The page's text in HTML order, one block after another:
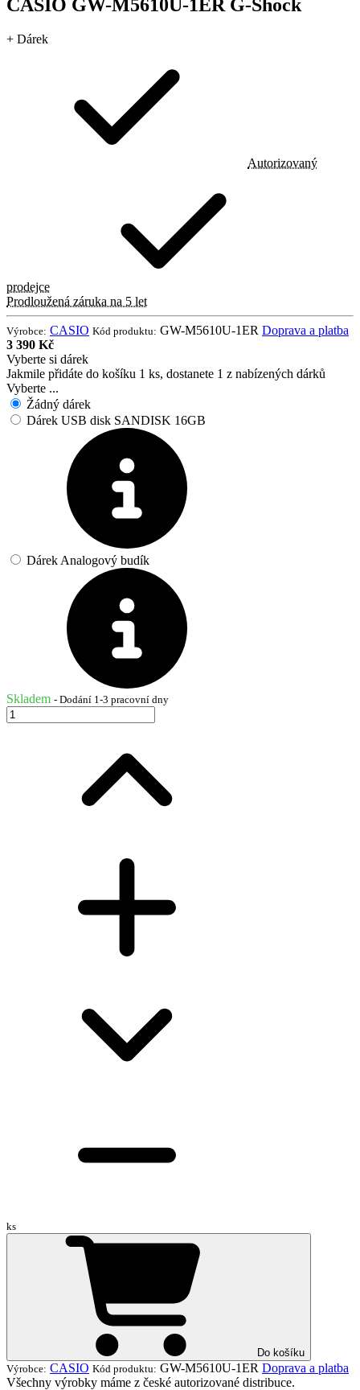
CASIO GW-M5610U-1ER G-Shock
+ Dárek
Autorizovaný
prodejce
Prodloužená záruka na 5 let
Výrobce: CASIO Kód produktu: GW-M5610U-1ER Doprava a platba
3 390 Kč
Vyberte si dárek
Jakmile přidáte do košíku 1 ks, dostanete 1 z nabízených dárků
Vyberte ...
Žádný dárek
Dárek USB disk SANDISK 16GB
Dárek Analogový budík
Skladem - Dodání 1-3 pracovní dny
ks
Do košíku
Výrobce: CASIO Kód produktu: GW-M5610U-1ER Doprava a platba
Všechny výrobky máme z české autorizované distribuce.